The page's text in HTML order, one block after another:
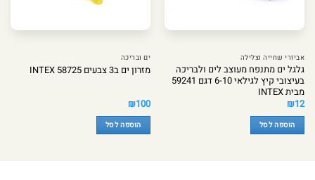
אביזרי שחייה וצלילה
גלגל ים מתנפח מעוצב לים ולבריכה
בעיצובי קיץ לגילאי 6-10 דגם 59241
מבית INTEX
₪12
הוספה לסל
ים ובריכה
מזרון ים ב3 צבעים INTEX 58725
₪100
הוספה לסל